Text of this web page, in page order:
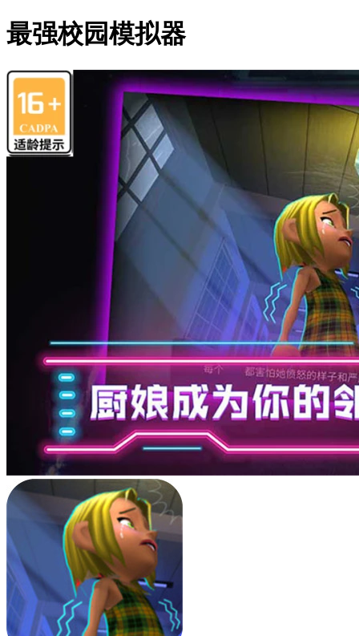
最强校园模拟器